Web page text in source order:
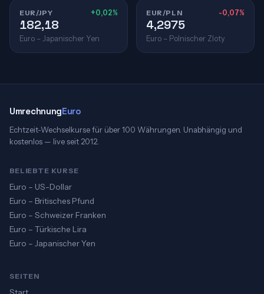
EUR/JPY +0,02%
182,18
Euro – Japanischer Yen
EUR/PLN -0,07%
4,2975
Euro – Polnischer Zloty
UmrechnungEuro
Echtzeit-Wechselkurse für über 100 Währungen. Unabhängig und
kostenlos — live seit 2012.
BELIEBTE KURSE
Euro – US-Dollar
Euro – Britisches Pfund
Euro – Schweizer Franken
Euro – Türkische Lira
Euro – Japanischer Yen
SEITEN